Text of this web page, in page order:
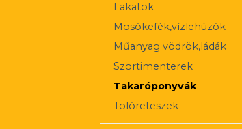
Lakatok
Mosókefék,vízlehúzók
Műanyag vödrök,ládák
Szortimenterek
Takaróponyvák
Tolóreteszek